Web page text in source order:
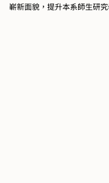
嶄新面貌，提升本系師生研